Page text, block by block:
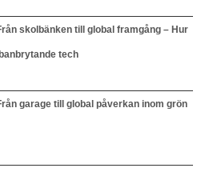
skolbänken till global framgång – Hur
tech
garage till global påverkan inom grön